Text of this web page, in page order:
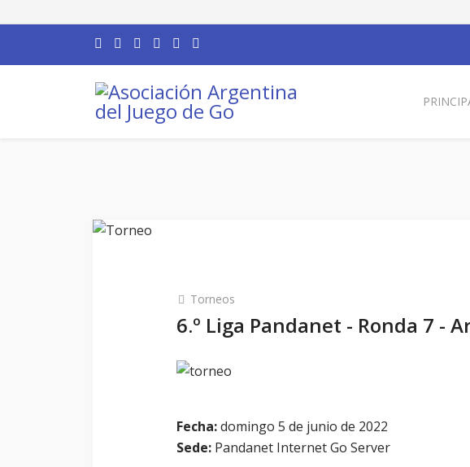
Torneos
6.º Liga Pandanet - Ronda 7 -
Fecha:domingo 5 de junio de 2022
Sede: Pandanet Internet Go Server